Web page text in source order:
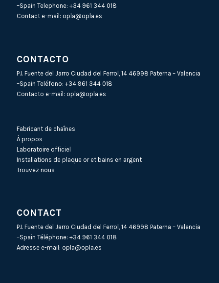
–Spain Telephone: +34 961 344 018
Contact e-mail: opla@opla.es
CONTACTO
P.I. Fuente del Jarro Ciudad del Ferrol, 14 46998 Paterna – Valencia
–Spain Teléfono: +34 961 344 018
Contacto e-mail: opla@opla.es
Fabricant de chaînes
À propos
Laboratoire officiel
Installations de plaque or et bains en argent
Trouvez nous
CONTACT
P.I. Fuente del Jarro Ciudad del Ferrol, 14 46998 Paterna – Valencia
–Spain Téléphone: +34 961 344 018
Adresse e-mail: opla@opla.es